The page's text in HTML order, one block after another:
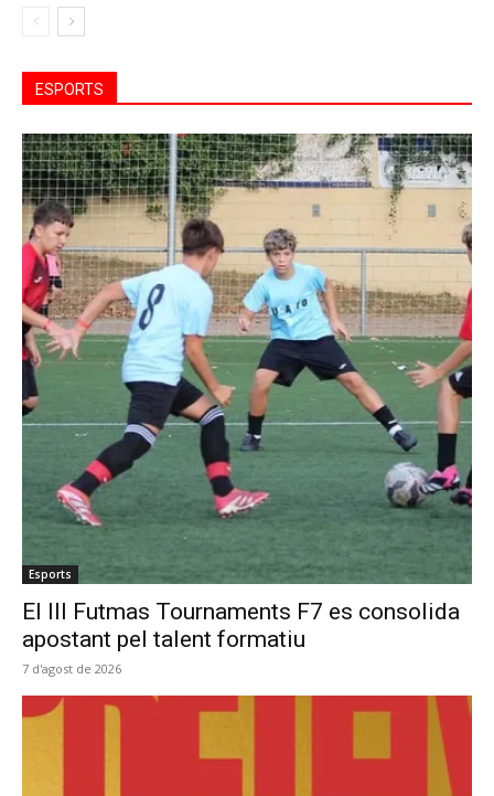
ESPORTS
Esports
El III Futmas Tournaments F7 es consolida
apostant pel talent formatiu
7 d'agost de 2026